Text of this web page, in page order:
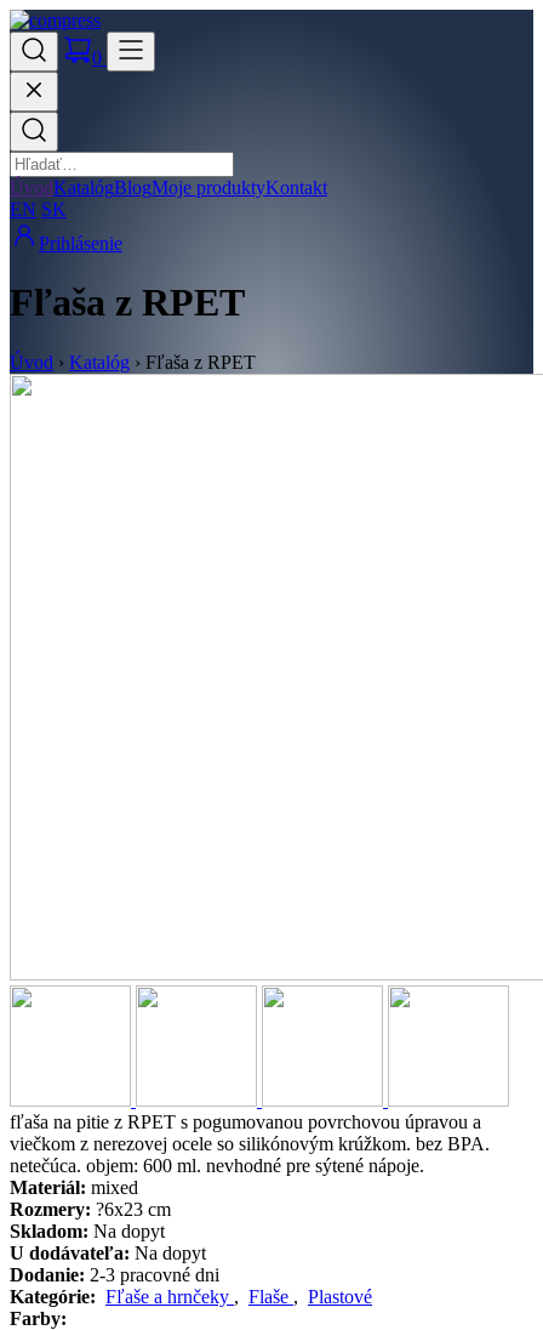
0
ÚvodKatalógBlogMoje produktyKontakt
EN SK
Prihlásenie
Fľaša z RPET
Úvod › Katalóg › Fľaša z RPET
fľaša na pitie z RPET s pogumovanou povrchovou úpravou a
viečkom z nerezovej ocele so silikónovým krúžkom. bez BPA.
netečúca. objem: 600 ml. nevhodné pre sýtené nápoje.
Materiál: mixed
Rozmery: ?6x23 cm
Skladom: Na dopyt
U dodávateľa: Na dopyt
Dodanie: 2-3 pracovné dni
Kategórie: Fľaše a hrnčeky , Flaše , Plastové
Farby: